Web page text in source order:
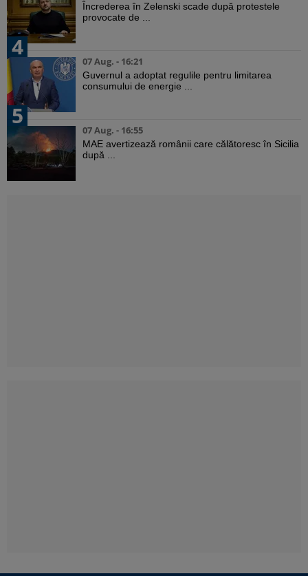
Încrederea în Zelenski scade după protestele
provocate de ...
4
07 Aug. - 16:21
Guvernul a adoptat regulile pentru limitarea
consumului de energie ...
5
07 Aug. - 16:55
MAE avertizează românii care călătoresc în Sicilia
după ...